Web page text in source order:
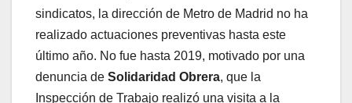
sindicatos, la dirección de Metro de Madrid no ha
realizado actuaciones preventivas hasta este
último año. No fue hasta 2019, motivado por una
denuncia de Solidaridad Obrera, que la
Inspección de Trabajo realizó una visita a la